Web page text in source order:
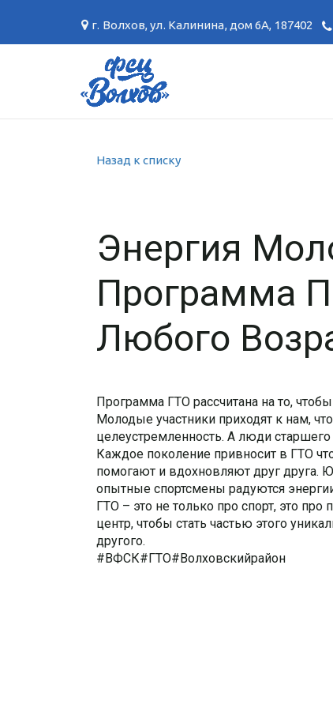
г. Волхов,ул. Калинина, дом 6А, 187402
Назад к списку
Энергия
Программа
Любого
Программа ГТО рассчитана на то,
Молодые участники приходят к нам,
целеустремленность. А люди
Каждое поколение привносит в ГТО
помогают и вдохновляют друг друга.
опытные спортсмены радуются
ГТО – это не только про спорт, это
центр, чтобы стать частью этого
другого.
#ВФСК#ГТО#Волховскийрайон